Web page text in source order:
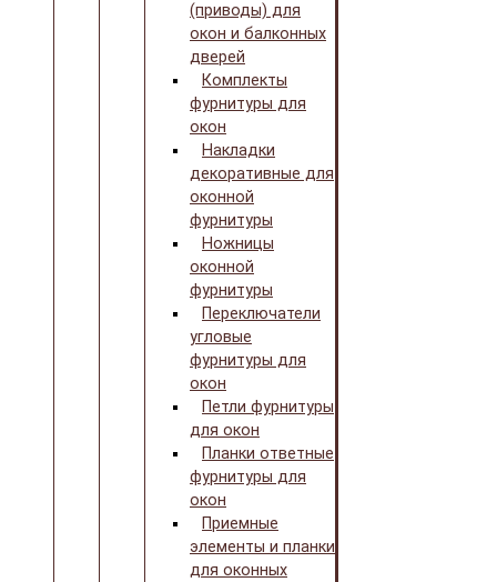
(приводы) для
окон и балконных
дверей
Комплекты
фурнитуры для
окон
Накладки
декоративные для
оконной
фурнитуры
Ножницы
оконной
фурнитуры
Переключатели
угловые
фурнитуры для
окон
Петли фурнитуры
для окон
Планки ответные
фурнитуры для
окон
Приемные
элементы и планки
для оконных